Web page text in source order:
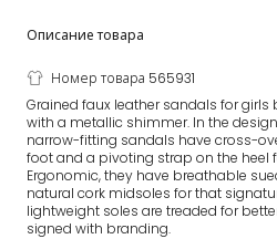
Описание товара
Номер товара 565931
Grained faux leather sandals for girls
with a metallic shimmer. In the
narrow-fitting sandals have cross-
foot and a pivoting strap on the heel
Ergonomic, they have breathable
natural cork midsoles for that
lightweight soles are treaded for
signed with branding.